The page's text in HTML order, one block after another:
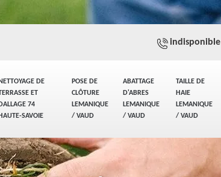
NETTOYAGE DE
ET
DALLAGE 74
HAUTE-SAVOIE
POSE DE
CLÔTURE
LEMANIQUE
/ VAUD
ABATTAGE
D'ABRES
LEMANIQUE
/ VAUD
TAILLE DE
HAIE
LEMANIQUE
/ VAUD
indisponible